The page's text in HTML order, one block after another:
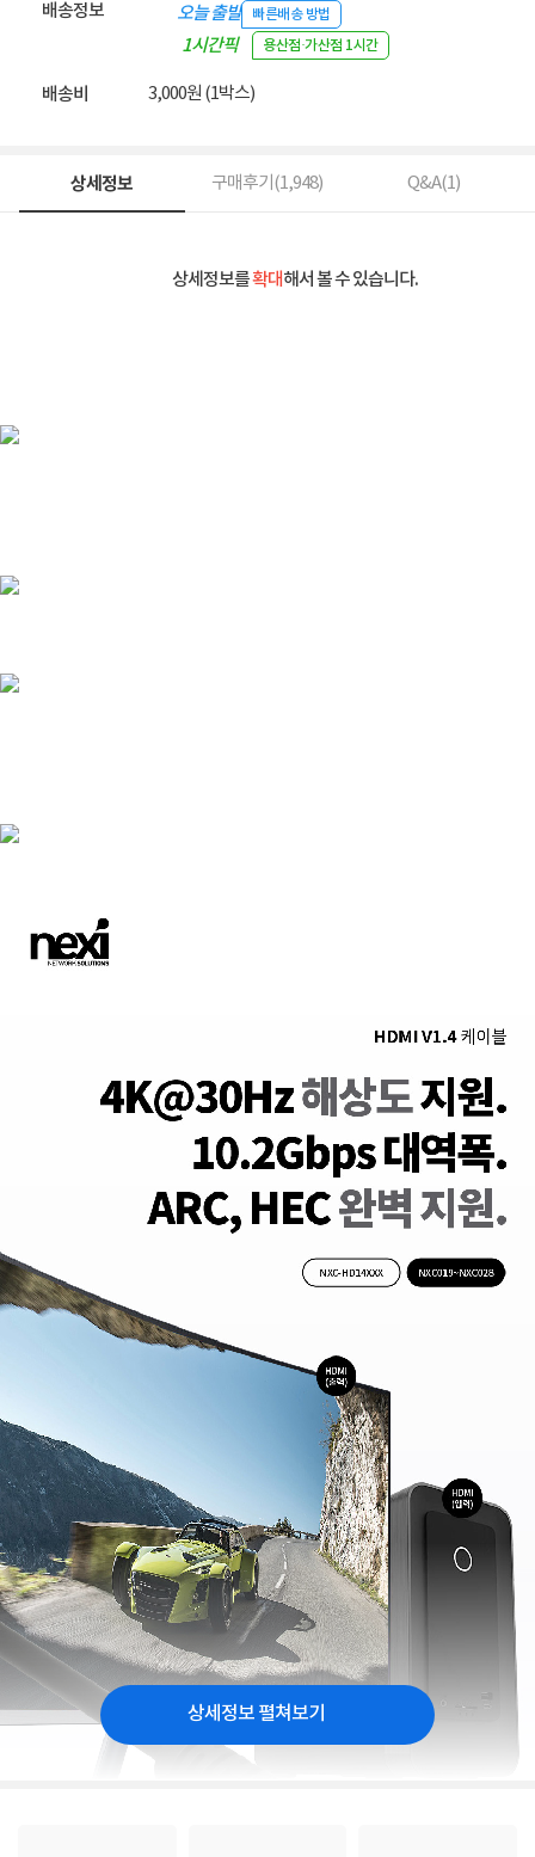
배송정보 오늘 출발 빠른배송 방법
1시간픽
용산점·가산점 1시간
배송비 3,000원 (1박스)
상세정보 구매후기(1,948) Q&A(1)
상세정보를확대해서 볼 수 있습니다.
상세정보 펼쳐보기